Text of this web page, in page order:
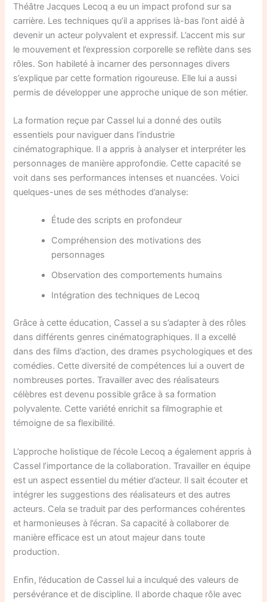
Théâtre Jacques Lecoq a eu un impact profond sur sa
carrière. Les techniques qu’il a apprises là-bas l’ont aidé à
devenir un acteur polyvalent et expressif. L’accent mis sur
le mouvement et l’expression corporelle se reflète dans ses
rôles. Son habileté à incarner des personnages divers
s’explique par cette formation rigoureuse. Elle lui a aussi
permis de développer une approche unique de son métier.
La formation reçue par Cassel lui a donné des outils
essentiels pour naviguer dans l’industrie
cinématographique. Il a appris à analyser et interpréter les
personnages de manière approfondie. Cette capacité se
voit dans ses performances intenses et nuancées. Voici
quelques-unes de ses méthodes d’analyse:
Étude des scripts en profondeur
Compréhension des motivations des
personnages
Observation des comportements humains
Intégration des techniques de Lecoq
Grâce à cette éducation, Cassel a su s’adapter à des rôles
dans différents genres cinématographiques. Il a excellé
dans des films d’action, des drames psychologiques et des
comédies. Cette diversité de compétences lui a ouvert de
nombreuses portes. Travailler avec des réalisateurs
célèbres est devenu possible grâce à sa formation
polyvalente. Cette variété enrichit sa filmographie et
témoigne de sa flexibilité.
L’approche holistique de l’école Lecoq a également appris à
Cassel l’importance de la collaboration. Travailler en équipe
est un aspect essentiel du métier d’acteur. Il sait écouter et
intégrer les suggestions des réalisateurs et des autres
acteurs. Cela se traduit par des performances cohérentes
et harmonieuses à l’écran. Sa capacité à collaborer de
manière efficace est un atout majeur dans toute
production.
Enfin, l’éducation de Cassel lui a inculqué des valeurs de
persévérance et de discipline. Il aborde chaque rôle avec